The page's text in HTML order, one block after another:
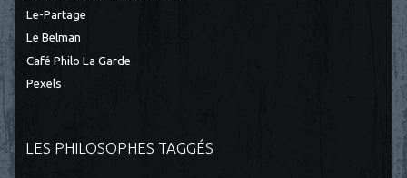
Le-Partage
Le Belman
Café Philo La Garde
Pexels
LES PHILOSOPHES TAGGÉS